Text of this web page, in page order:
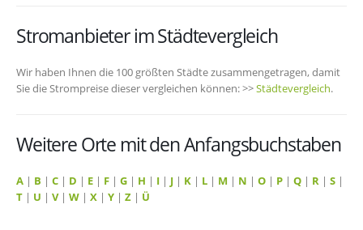
Stromanbieter im Städtevergleich
Wir haben Ihnen die 100 größten Städte zusammengetragen, damit
Sie die Strompreise dieser vergleichen können: >>Städtevergleich.
Weitere Orte mit den Anfangsbuchstaben
A | B | C | D | E | F | G | H | I | J | K | L | M | N | O | P | Q | R | S |
T | U | V| W | X | Y | Z | Ü